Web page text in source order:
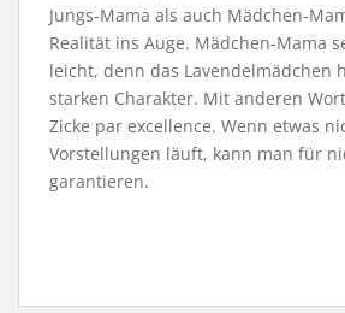
Jungs-Mama als auch Mädchen-
Realität ins Auge. Mädchen-Mama
leicht, denn das Lavendelmädchen
starken Charakter. Mit anderen
Zicke par excellence. Wenn etwas
Vorstellungen läuft, kann man für
garantieren.